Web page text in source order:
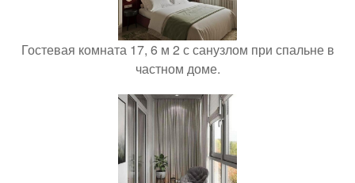
Гостевая комната 17, 6 м 2 с санузлом при спальне в
частном доме.